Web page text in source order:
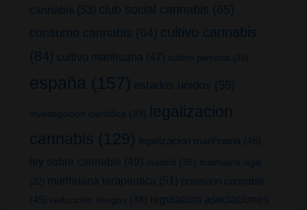
cannabis (53) club social cannabis (65)
consumo cannabis (64) cultivo cannabis
(84) cultivo marihuana (47) cultivo personal (35)
españa (157) estados unidos (55)
investigacion cientifica (39)
legalizacion
cannabis (129) legalizacion marihuana (46)
ley sobre cannabis (49) madrid (38)
marihuana legal
(32)
marihuana terapeutica (51) posesion cannabis
(45) reduccion riesgos (38)
regulacion asociaciones